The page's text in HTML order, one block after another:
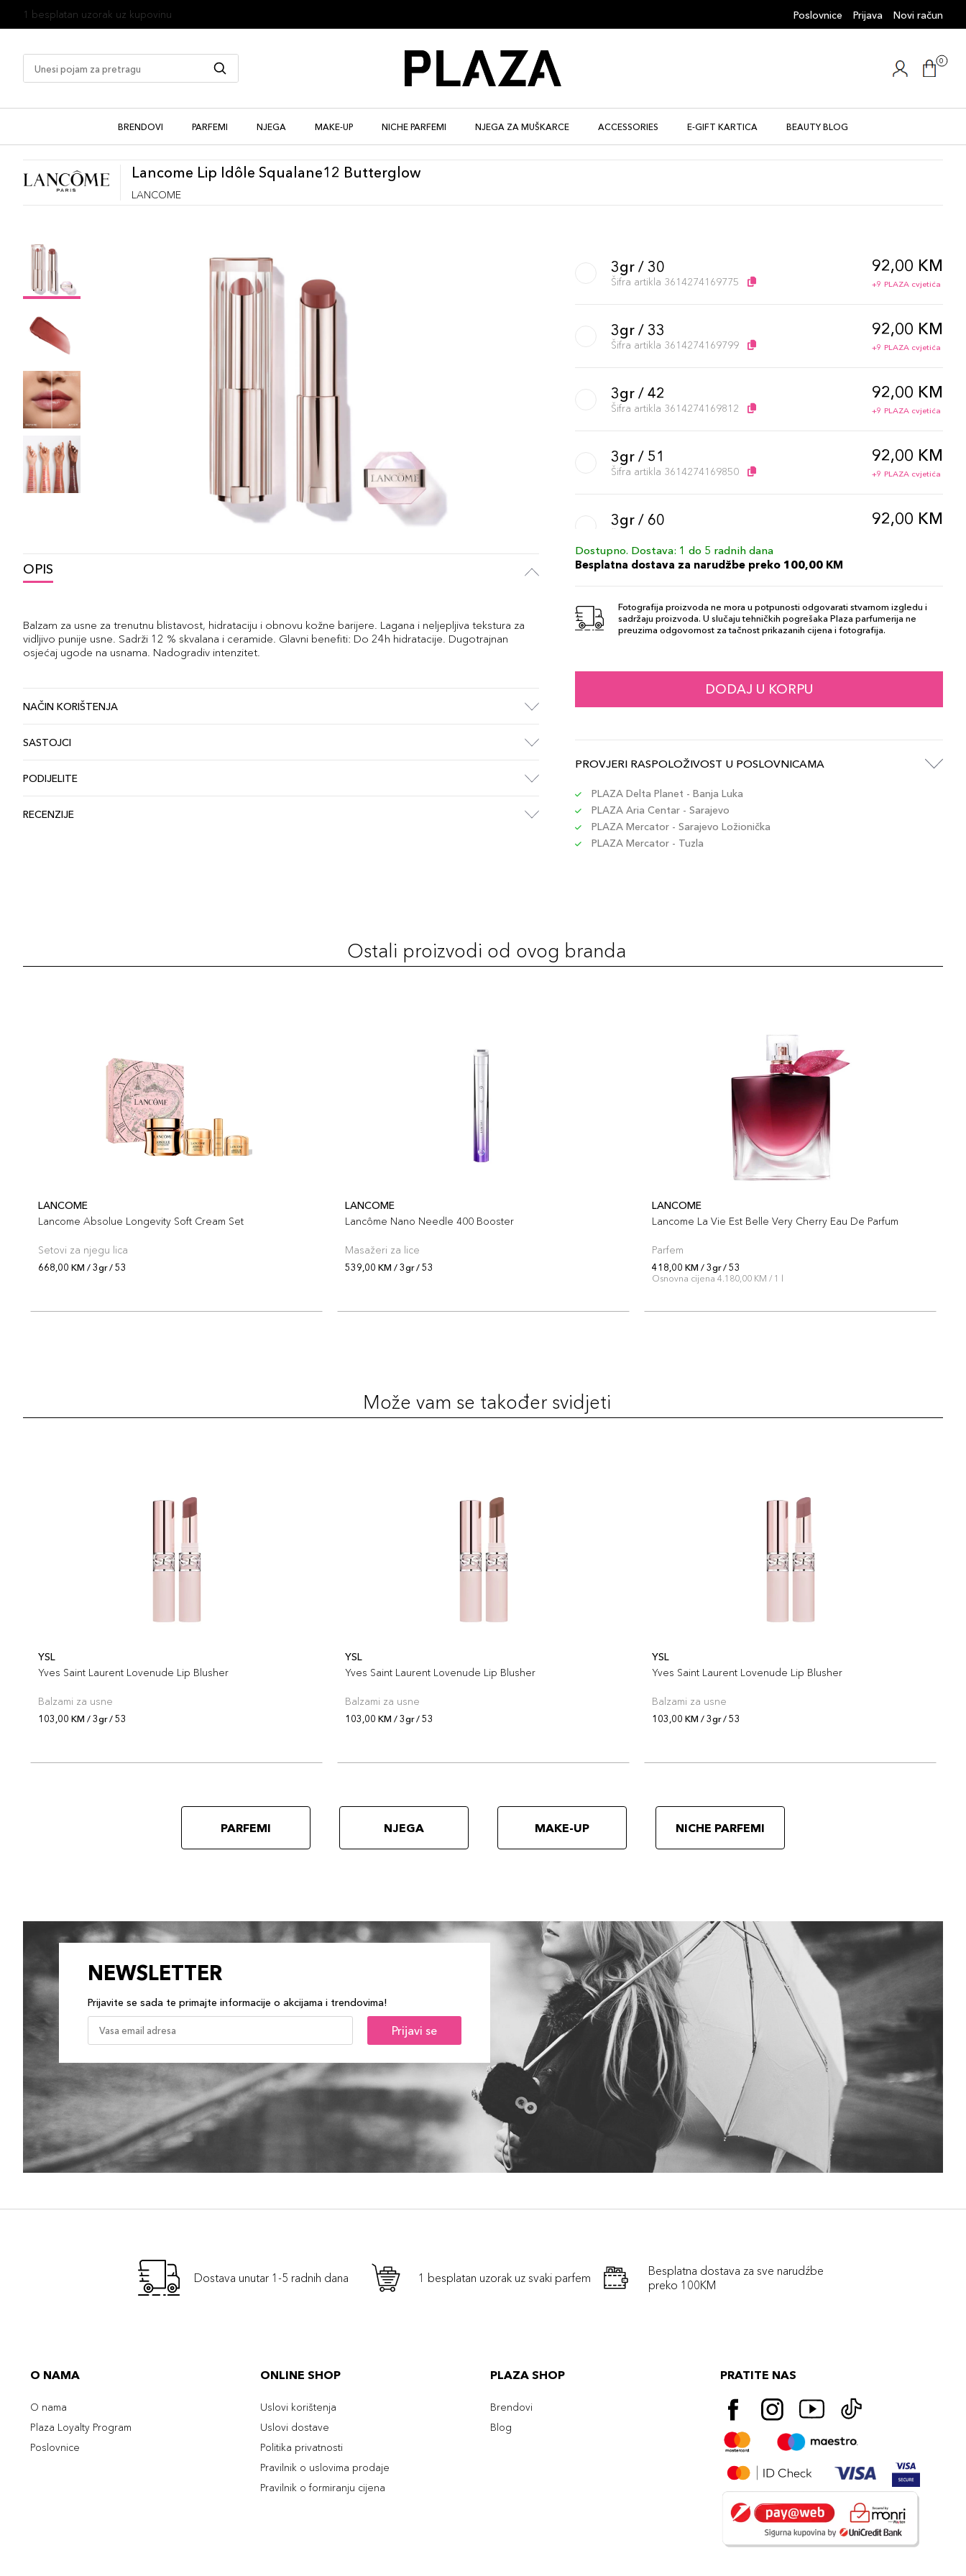
1 besplatan uzorak uz kupovinu Poslovnice Prijava Novi račun
0
BRENDOVI PARFEMI NJEGA MAKE-UP NICHE PARFEMI NJEGA ZA MUŠKARCE ACCESSORIES E-GIFT KARTICA BEAUTY BLOG
Lancome Lip Idôle Squalane12 Butterglow
LANCOME
OPIS
Balzam za usne za trenutnu blistavost, hidrataciju i obnovu kožne barijere. Lagana i neljepljiva tekstura za
vidljivo punije usne. Sadrži 12 % skvalana i ceramide. Glavni benefiti: Do 24h hidratacije. Dugotrajnan
osjećaj ugode na usnama. Nadogradiv intenzitet.
NAČIN KORIŠTENJA
SASTOJCI
PODIJELITE
RECENZIJE
3gr / 30
Šifra artikla 3614274169775
92,00 KM
+9 PLAZA cvjetića
3gr / 33
Šifra artikla 3614274169799
92,00 KM
+9 PLAZA cvjetića
3gr / 42
Šifra artikla 3614274169812
92,00 KM
+9 PLAZA cvjetića
3gr / 51
Šifra artikla 3614274169850
92,00 KM
+9 PLAZA cvjetića
3gr / 60 92,00 KM
3gr / 53 92,00 KM
3gr / 57
Šifra artikla 3614274169874
92,00 KM
3gr / 64
Šifra artikla 3614274169898
3gr / 10 92,00 KM
Šifra artikla 3614274169843
Šifra artikla 3614274169836
Dostupno. Dostava: 1 do 5 radnih dana
Besplatna dostava za narudžbe preko 100,00 KM
Fotografija proizvoda ne mora u potpunosti odgovarati stvarnom izgledu i
sadržaju proizvoda. U slučaju tehničkih pogrešaka Plaza parfumerija ne
preuzima odgovornost za tačnost prikazanih cijena i fotografija.
DODAJ U KORPU
PROVJERI RASPOLOŽIVOST U POSLOVNICAMA
PLAZA Delta Planet - Banja Luka
PLAZA Aria Centar - Sarajevo
PLAZA Mercator - Sarajevo Ložionička
PLAZA Mercator - Tuzla
Ostali proizvodi od ovog branda
LANCOME
Lancome Absolue Longevity Soft Cream Set
Setovi za njegu lica
668,00 KM / 3gr / 53
LANCOME
Lancôme Nano Needle 400 Booster
Masažeri za lice
539,00 KM / 3gr / 53
LANCOME
Lancome La Vie Est Belle Very Cherry Eau De Parfum
Parfem
418,00 KM / 3gr / 53
Osnovna cijena 4.180,00 KM / 1 l
Može vam se također svidjeti
YSL
Yves Saint Laurent Lovenude Lip Blusher
Balzami za usne
103,00 KM / 3gr / 53
YSL
Yves Saint Laurent Lovenude Lip Blusher
Balzami za usne
103,00 KM / 3gr / 53
YSL
Yves Saint Laurent Lovenude Lip Blusher
Balzami za usne
103,00 KM / 3gr / 53
PARFEMI NJEGA MAKE-UP NICHE PARFEMI
NEWSLETTER
Prijavite se sada te primajte informacije o akcijama i trendovima!
Prijavi se
Dostava unutar 1-5 radnih dana 1 besplatan uzorak uz svaki parfem
Besplatna dostava za sve narudźbe
preko 100KM
O NAMA
O nama
Plaza Loyalty Program
Poslovnice
ONLINE SHOP
Uslovi korištenja
Uslovi dostave
Politika privatnosti
Pravilnik o uslovima prodaje
Pravilnik o formiranju cijena
PLAZA SHOP
Brendovi
Blog
PRATITE NAS